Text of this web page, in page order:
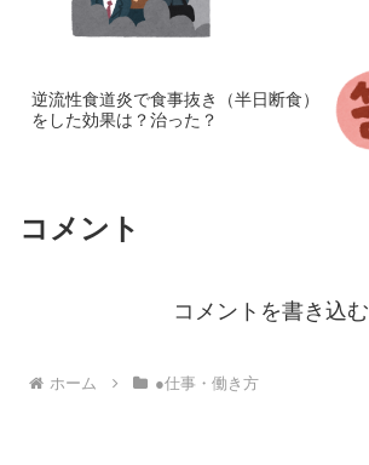
逆流性食道炎で食事抜き（半日断食）
をした効果は？治った？
コメント
コメントを書き込む
ホーム ●仕事・働き方